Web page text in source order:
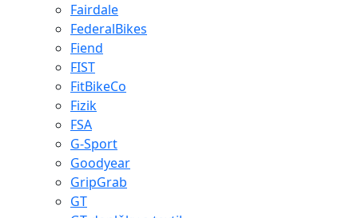
Fairdale
FederalBikes
Fiend
FIST
FitBikeCo
Fizik
FSA
G-Sport
Goodyear
GripGrab
GT